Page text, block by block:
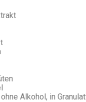
Alkohol, in